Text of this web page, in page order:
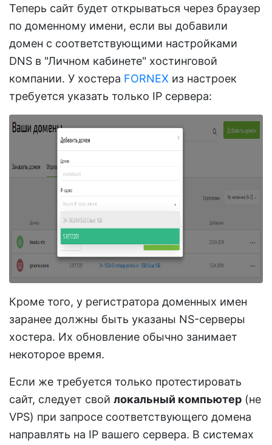
Теперь сайт будет открываться через браузер
по доменному имени, если вы добавили
домен с соответствующими настройками
DNS в "Личном кабинете" хостинговой
компании. У хостера FORNEX из настроек
требуется указать только IP сервера:
Кроме того, у регистратора доменных имен
заранее должны быть указаны NS-серверы
хостера. Их обновление обычно занимает
некоторое время.
Если же требуется только протестировать
сайт, следует свой локальный компьютер (не
VPS) при запросе соответствующего домена
направлять на IP вашего сервера. В системах